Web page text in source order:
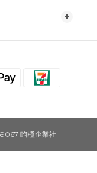
畇橙企業社